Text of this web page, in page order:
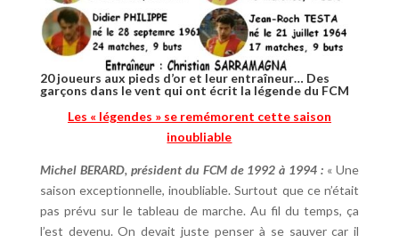
20 joueurs aux pieds d’or et leur entraîneur… Des
garçons dans le vent qui ont écrit la légende du FCM
Les « légendes » se remémorent cette saison
inoubliable
Michel BERARD, président du FCM de 1992 à 1994 : « Une
saison exceptionnelle, inoubliable. Surtout que ce n’était
pas prévu sur le tableau de marche. Au fil du temps, ça
l’est devenu. On devait juste penser à se sauver car il